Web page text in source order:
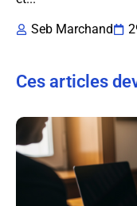
Seb Marchand
Ces articles